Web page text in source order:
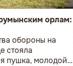
орлам:
обороны на
стояла
пушка, молодой